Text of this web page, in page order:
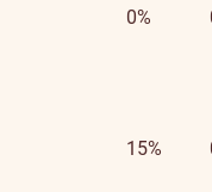
0%
15%